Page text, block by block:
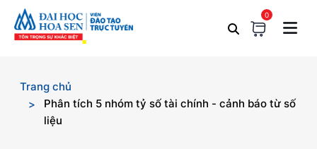
0
Trang chủ
Phân tích 5 nhóm tỷ số tài chính - cảnh báo từ số
liệu